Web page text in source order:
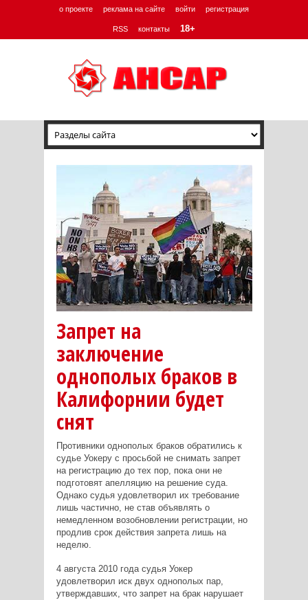
о проекте реклама на сайте войти регистрация
RSS контакты 18+
Запрет на
заключение
однополых браков в
Калифорнии будет
снят
Противники однополых браков обратились к
судье Уокеру с просьбой не снимать запрет
на регистрацию до тех пор, пока они не
подготовят апелляцию на решение суда.
Однако судья удовлетворил их требование
лишь частично, не став объявлять о
немедленном возобновлении регистрации, но
продлив срок действия запрета лишь на
неделю.
4 августа 2010 года судья Уокер
удовлетворил иск двух однополых пар,
утверждавших, что запрет на брак нарушает